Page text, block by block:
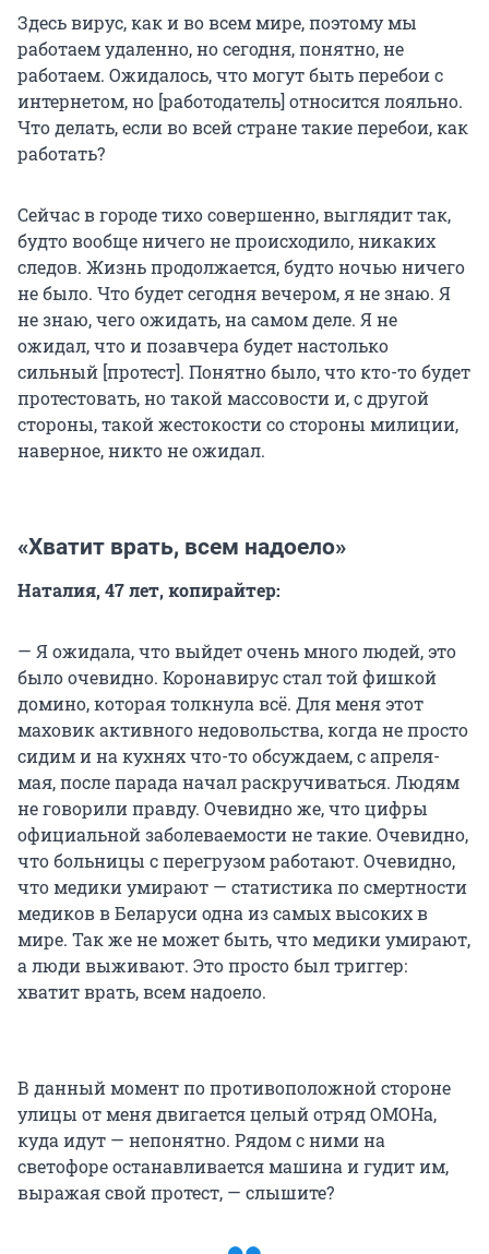
Здесь вирус, как и во всем мире, поэтому мы
работаем удаленно, но сегодня, понятно, не
работаем. Ожидалось, что могут быть перебои с
интернетом, но [работодатель] относится лояльно.
Что делать, если во всей стране такие перебои, как
работать?
Сейчас в городе тихо совершенно, выглядит так,
будто вообще ничего не происходило, никаких
следов. Жизнь продолжается, будто ночью ничего
не было. Что будет сегодня вечером, я не знаю. Я
не знаю, чего ожидать, на самом деле. Я не
ожидал, что и позавчера будет настолько
сильный [протест]. Понятно было, что кто-то будет
протестовать, но такой массовости и, с другой
стороны, такой жестокости со стороны милиции,
наверное, никто не ожидал.
«Хватит врать, всем надоело»
Наталия, 47 лет, копирайтер:
— Я ожидала, что выйдет очень много людей, это
было очевидно. Коронавирус стал той фишкой
домино, которая толкнула всё. Для меня этот
маховик активного недовольства, когда не просто
сидим и на кухнях что-то обсуждаем, с апреля-
мая, после парада начал раскручиваться. Людям
не говорили правду. Очевидно же, что цифры
официальной заболеваемости не такие. Очевидно,
что больницы с перегрузом работают. Очевидно,
что медики умирают — статистика по смертности
медиков в Беларуси одна из самых высоких в
мире. Так же не может быть, что медики умирают,
а люди выживают. Это просто был триггер:
хватит врать, всем надоело.
В данный момент по противоположной стороне
улицы от меня двигается целый отряд ОМОНа,
куда идут — непонятно. Рядом с ними на
светофоре останавливается машина и гудит им,
выражая свой протест, — слышите?